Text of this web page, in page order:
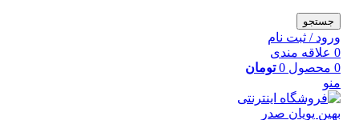
جستجو
ورود / ثبت نام
0 علاقه مندی
0 محصول 0 تومان
منو